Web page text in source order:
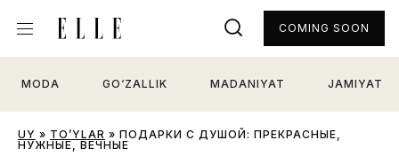
MODA GO‘ZALLIK MADANIYAT JAMIYAT
COMING SOON
UY » TO’YLAR » ПОДАРКИ С ДУШОЙ: ПРЕКРАСНЫЕ,
НУЖНЫЕ, ВЕЧНЫЕ